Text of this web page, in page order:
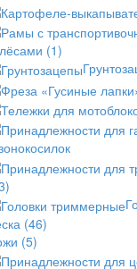
(1)
(46)
(5)